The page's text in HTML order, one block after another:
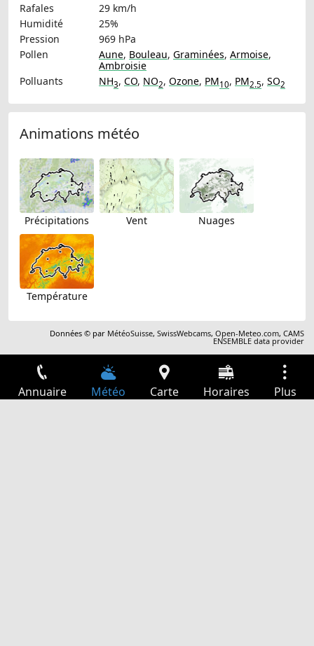
Rafales
29 km/h
Humidité
25%
Pression
969 hPa
Pollen
Aune, Bouleau, Graminées, Armoise,
Ambroisie
Polluants
NH3, CO, NO2, Ozone, PM10, PM2.5, SO2
Animations météo
Précipitations Vent Nuages
Température
Données © par MétéoSuisse,SwissWebcams,Open-Meteo.com,CAMS
ENSEMBLE data provider
Annuaire Météo Carte Horaires Plus